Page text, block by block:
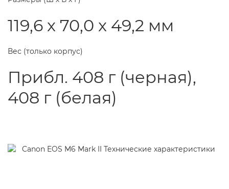
119,6 x 70,0 x 49,2 мм
Вес (только корпус)
Прибл. 408 г (черная),
408 г (белая)